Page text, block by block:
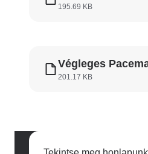
195.69 KB
Végleges
201.17 KB